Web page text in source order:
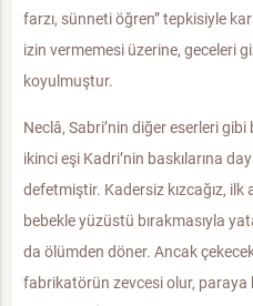
farzı, sünneti öğren” tepkisiyle
izin vermemesi üzerine, geceleri
koyulmuştur.
Neclâ, Sabri’nin diğer eserleri
ikinci eşi Kadri’nin baskılarına
defetmiştir. Kadersiz kızcağız, ilk
bebekle yüzüstü bırakmasıyla
da ölümden döner. Ancak
fabrikatörün zevcesi olur, paraya